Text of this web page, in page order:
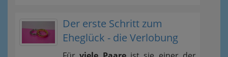
Der erste Schritt zum
Eheglück - die Verlobung